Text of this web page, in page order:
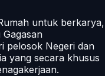
untuk berkarya,
pelosok Negeri dan
yang secara khusus